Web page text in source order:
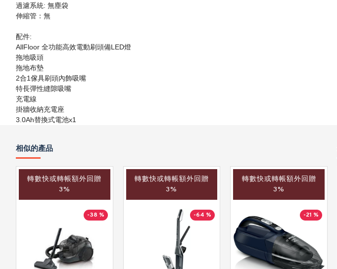
過濾系統: 無塵袋
伸縮管：無
配件:
AllFloor 全功能高效電動刷頭備LED燈
拖地吸頭
拖地布墊
2合1傢具刷頭內飾吸嘴
特長彈性縫隙吸嘴
充電線
掛牆收納充電座
3.0Ah替換式電池x1
相似的產品
轉數快或轉帳額外回贈
3%
-38 %
轉數快或轉帳額外回贈
3%
-64 %
轉數快或轉帳額外回贈
3%
-21 %